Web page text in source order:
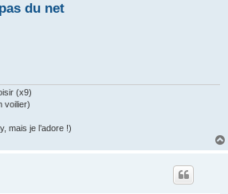
du net
(x9)
voilier)
mais je l’adore !)